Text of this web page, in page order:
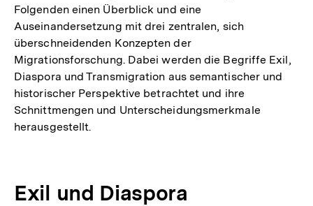
Folgenden einen Überblick und eine
Auseinandersetzung mit drei zentralen, sich
überschneidenden Konzepten der
Migrationsforschung. Dabei werden die Begriffe Exil,
Diaspora und Transmigration aus semantischer und
historischer Perspektive betrachtet und ihre
Schnittmengen und Unterscheidungsmerkmale
herausgestellt.
Exil und Diaspora